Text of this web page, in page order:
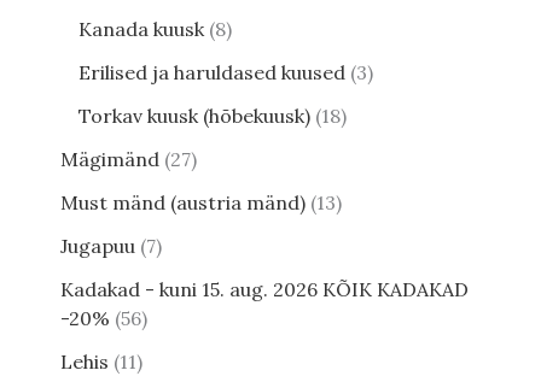
Kanada kuusk 8
Erilised ja haruldased kuused 3
Torkav kuusk (hõbekuusk) 18
Mägimänd 27
Must mänd (austria mänd) 13
Jugapuu 7
Kadakad - kuni 15. aug. 2026 KÕIK KADAKAD
-20% 56
Lehis 11